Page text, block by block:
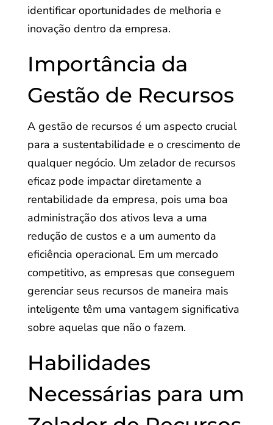
identificar oportunidades de melhoria e
inovação dentro da empresa.
Importância da
Gestão de Recursos
A gestão de recursos é um aspecto crucial
para a sustentabilidade e o crescimento de
qualquer negócio. Um zelador de recursos
eficaz pode impactar diretamente a
rentabilidade da empresa, pois uma boa
administração dos ativos leva a uma
redução de custos e a um aumento da
eficiência operacional. Em um mercado
competitivo, as empresas que conseguem
gerenciar seus recursos de maneira mais
inteligente têm uma vantagem significativa
sobre aquelas que não o fazem.
Habilidades
Necessárias para um